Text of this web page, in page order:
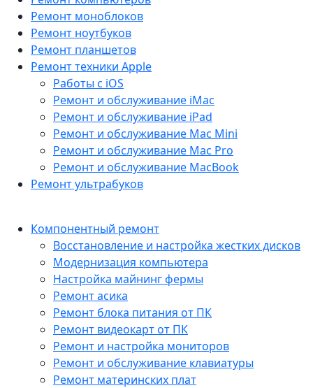
Ремонт моноблоков
Ремонт ноутбуков
Ремонт планшетов
Ремонт техники Apple
Работы с iOS
Ремонт и обслуживание iMac
Ремонт и обслуживание iPad
Ремонт и обслуживание Mac Mini
Ремонт и обслуживание Mac Pro
Ремонт и обслуживание MacBook
Ремонт ультрабуков
Компонентный ремонт
Восстановление и настройка жестких дисков
Модернизация компьютера
Настройка майнинг фермы
Ремонт асика
Ремонт блока питания от ПК
Ремонт видеокарт от ПК
Ремонт и настройка мониторов
Ремонт и обслуживание клавиатуры
Ремонт материнских плат